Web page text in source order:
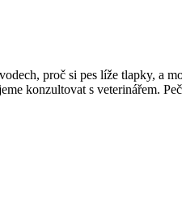
proč si pes líže tlapky, a
konzultovat s veterinářem.